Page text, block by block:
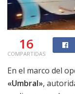
16
COMPARTIDAS
En el marco del
«Umbral»,